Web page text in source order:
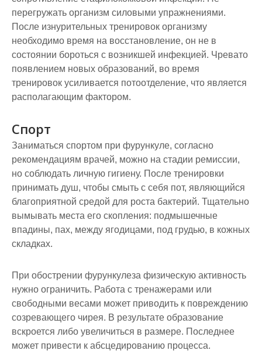
перегружать организм силовыми упражнениями.
После изнурительных тренировок организму
необходимо время на восстановление, он не в
состоянии бороться с возникшей инфекцией. Чревато
появлением новых образований, во время
тренировок усиливается потоотделение, что является
располагающим фактором.
Спорт
Заниматься спортом при фурункуле, согласно
рекомендациям врачей, можно на стадии ремиссии,
но соблюдать личную гигиену. После тренировки
принимать душ, чтобы смыть с себя пот, являющийся
благоприятной средой для роста бактерий. Тщательно
вымывать места его скопления: подмышечные
впадины, пах, между ягодицами, под грудью, в кожных
складках.
При обострении фурункулеза физическую активность
нужно ограничить. Работа с тренажерами или
свободными весами может приводить к повреждению
созревающего чирея. В результате образование
вскроется либо увеличиться в размере. Последнее
может привести к абсцедированию процесса.